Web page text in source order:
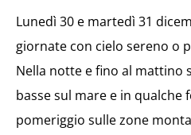
Lunedì 30 e martedì 31
giornate con cielo sereno o
Nella notte e fino al mattino
basse sul mare e in qualche
pomeriggio sulle zone